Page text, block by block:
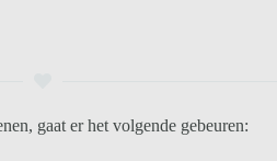
gaat er het volgende gebeuren: